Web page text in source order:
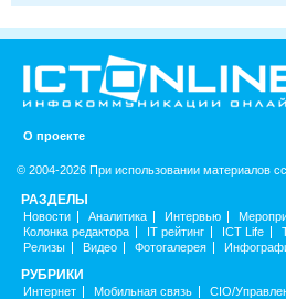
О проекте
© 2004-2026 При использовании материалов
РАЗДЕЛЫ
Новости Аналитика Интервью
Колонка редактора
IT рейтинг ICT Life
Релизы
Видео Фотогалерея
РУБРИКИ
Интернет Мобильная связь CIO/